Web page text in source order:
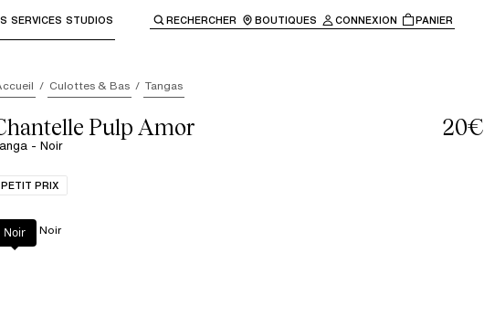
pour revenir à la navigation principale.
SERVICES STUDIOS RECHERCHER BOUTIQUES CONNEXION PANIER
Culottes & Bas Tangas
Pulp Amor
- Noir
20€
PETIT PRIX
Couleur Noir
Noir